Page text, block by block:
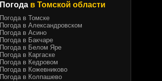
Погода в Томской области
Погода в Томске
Погода в Александровском
Погода в Асино
Погода в Бакчаре
Погода в Белом Яре
Погода в Каргаске
Погода в Кедровом
Погода в Кожевниково
Погода в Колпашево